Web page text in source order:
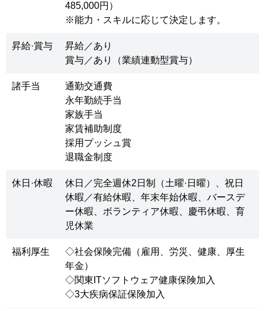
485,000円）
※能力・スキルに応じて決定します。
昇給·賞与
昇給／あり
賞与／あり（業績連動型賞与）
諸手当
通勤交通費
永年勤続手当
家族手当
家賃補助制度
採用プッシュ賞
退職金制度
休日·休暇
休日／完全週休2日制（土曜·日曜）、祝日
休暇／有給休暇、年末年始休暇、バースデ
ー休暇、ボランティア休暇、慶弔休暇、育
児休業
福利厚生
◇社会保険完備（雇用、労災、健康、厚生
年金）
◇関東ITソフトウェア健康保険加入
◇3大疾病保証保険加入